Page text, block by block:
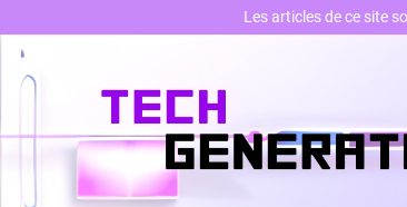
content
Les articles de ce site